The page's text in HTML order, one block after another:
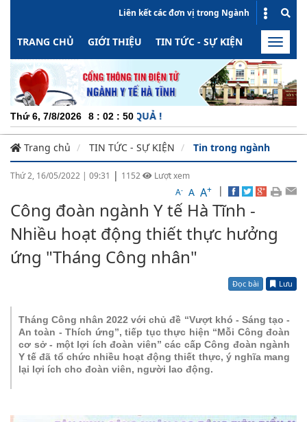
Liên kết các đơn vị trong Ngành
TRANG CHỦ GIỚI THIỆU TIN TỨC - SỰ KIỆN HOẠT
Toggle
Thứ 6, 7/8/2026 8 : 02 : 51
Trang chủ TIN TỨC - SỰ KIỆN Tin trong ngành
Thứ 2, 16/05/2022 | 09:31 | 1152
Lượt xem
A- A A+ |
Công đoàn ngành Y tế Hà Tĩnh -
Nhiều hoạt động thiết thực hưởng
ứng "Tháng Công nhân"
Đọc bài Lưu
Tháng Công nhân 2022 với chủ đề “Vượt khó - Sáng tạo -
An toàn - Thích ứng”, tiếp tục thực hiện “Mỗi Công đoàn
cơ sở - một lợi ích đoàn viên” các cấp Công đoàn ngành
Y tế đã tổ chức nhiều hoạt động thiết thực, ý nghĩa mang
lại lợi ích cho đoàn viên, người lao động.